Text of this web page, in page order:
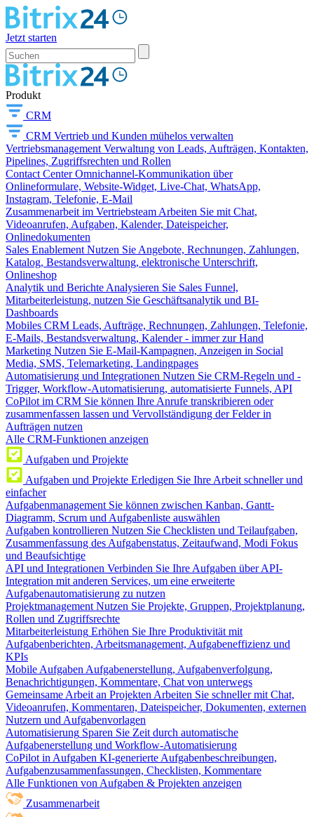
Jetzt starten
Produkt
CRM
CRM Vertrieb und Kunden mühelos verwalten
Vertriebsmanagement Verwaltung von Leads, Aufträgen, Kontakten,
Pipelines, Zugriffsrechten und Rollen
Contact Center Omnichannel-Kommunikation über
Onlineformulare, Website-Widget, Live-Chat, WhatsApp,
Instagram, Telefonie, E-Mail
Zusammenarbeit im Vertriebsteam Arbeiten Sie mit Chat,
Videoanrufen, Aufgaben, Kalender, Dateispeicher,
Onlinedokumenten
Sales Enablement Nutzen Sie Angebote, Rechnungen, Zahlungen,
Katalog, Bestandsverwaltung, elektronische Unterschrift,
Onlineshop
Analytik und Berichte Analysieren Sie Sales Funnel,
Mitarbeiterleistung, nutzen Sie Geschäftsanalytik und BI-
Dashboards
Mobiles CRM Leads, Aufträge, Rechnungen, Zahlungen, Telefonie,
E-Mails, Bestandsverwaltung, Kalender - immer zur Hand
Marketing Nutzen Sie E-Mail-Kampagnen, Anzeigen in Social
Media, SMS, Telemarketing, Landingpages
Automatisierung und Integrationen Nutzen Sie CRM-Regeln und -
Trigger, Workflow-Automatisierung, automatisierte Funnels, API
CoPilot im CRM Sie können Ihre Anrufe transkribieren oder
zusammenfassen lassen und Vervollständigung der Felder in
Aufträgen nutzen
Alle CRM-Funktionen anzeigen
Aufgaben und Projekte
Aufgaben und Projekte Erledigen Sie Ihre Arbeit schneller und
einfacher
Aufgabenmanagement Sie können zwischen Kanban, Gantt-
Diagramm, Scrum und Aufgabenliste auswählen
Aufgaben kontrollieren Nutzen Sie Checklisten und Teilaufgaben,
Zusammenfassung des Aufgabenstatus, Zeitaufwand, Modi Fokus
und Beaufsichtige
API und Integrationen Verbinden Sie Ihre Aufgaben über API-
Integration mit anderen Services, um eine erweiterte
Aufgabenautomatisierung zu nutzen
Projektmanagement Nutzen Sie Projekte, Gruppen, Projektplanung,
Rollen und Zugriffsrechte
Mitarbeiterleistung Erhöhen Sie Ihre Produktivität mit
Aufgabenberichten, Arbeitsmanagement, Aufgabeneffizienz und
KPIs
Mobile Aufgaben Aufgabenerstellung, Aufgabenverfolgung,
Benachrichtigungen, Kommentare, Chat von unterwegs
Gemeinsame Arbeit an Projekten Arbeiten Sie schneller mit Chat,
Videoanrufen, Kommentaren, Dateispeicher, Dokumenten, externen
Nutzern und Aufgabenvorlagen
Automatisierung Sparen Sie Zeit durch automatische
Aufgabenerstellung und Workflow-Automatisierung
CoPilot in Aufgaben KI-generierte Aufgabenbeschreibungen,
Aufgabenzusammenfassungen, Checklisten, Kommentare
Alle Funktionen von Aufgaben & Projekten anzeigen
Zusammenarbeit